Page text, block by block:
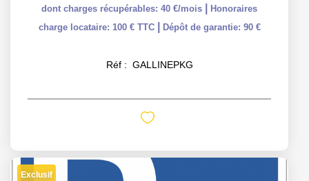
dont charges récupérables: 40 €/mois
Honoraires
charge locataire: 100 € TTC
Dépôt de garantie: 90 €
Réf : GALLINEPKG
Exclusif